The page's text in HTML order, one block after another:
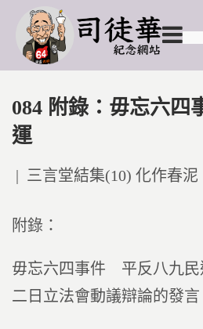
084 附錄：毋忘六四
運
Posted
三言堂結集(10) 化作春泥
附錄：
毋忘六四事件 平反八九民
二日立法會動議辯論的發言